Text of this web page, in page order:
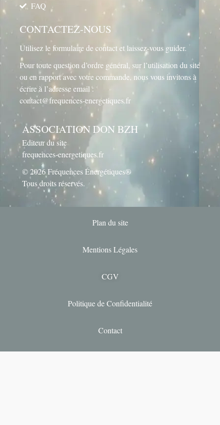
FAQ
CONTACTEZ-NOUS
Utilisez leformulaire de contactet laissez-vous guider.
Pour toute question d’ordre général, sur l’utilisation du site
ou en rapport avec votre commande, nous vous invitons à
écrire à l’adresse email :
contact@frequences-energetiques.fr
ASSOCIATION DON BZH
Editeur du site
frequences-energetiques.fr
© 2026 Fréquences Énergétiques®
Tous droits réservés.
Plan du site
Mentions Légales
CGV
Politique de Confidentialité
Contact